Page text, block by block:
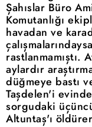
Şahıslar Büro
Komutanlığı
havadan ve
rastlanmamıştı.
aylardır
düğmeye bastı
Taşdelen'i
sorgudaki
Altuntaş'ı